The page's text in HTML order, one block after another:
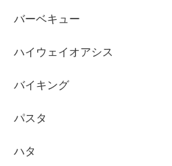
バーベキュー
ハイウェイオアシス
バイキング
パスタ
ハタ